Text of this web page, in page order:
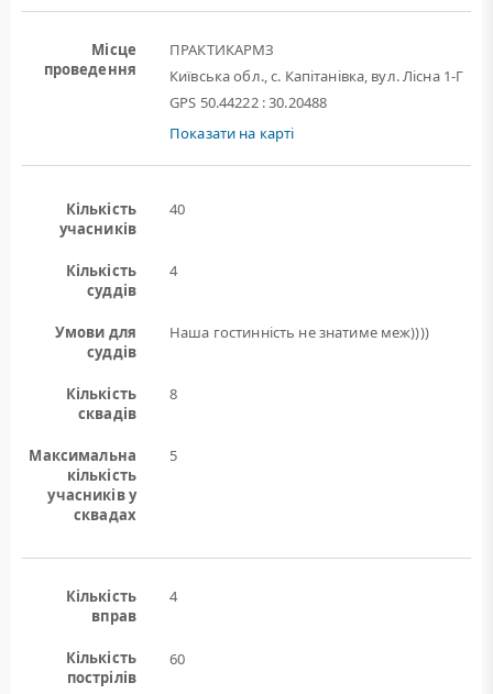
Місце
проведення
ПРАКТИКАРМЗ
Київська обл., с. Капітанівка, вул. Лісна 1-Г
GPS 50.44222 : 30.20488
Показати на карті
Кількість
учасників
40
Кількість
суддів
4
Умови для
суддів
Наша гостинність не знатиме меж))))
Кількість
сквадів
8
Максимальна
кількість
учасників у
сквадах
5
Кількість
вправ
4
Кількість
пострілів
60